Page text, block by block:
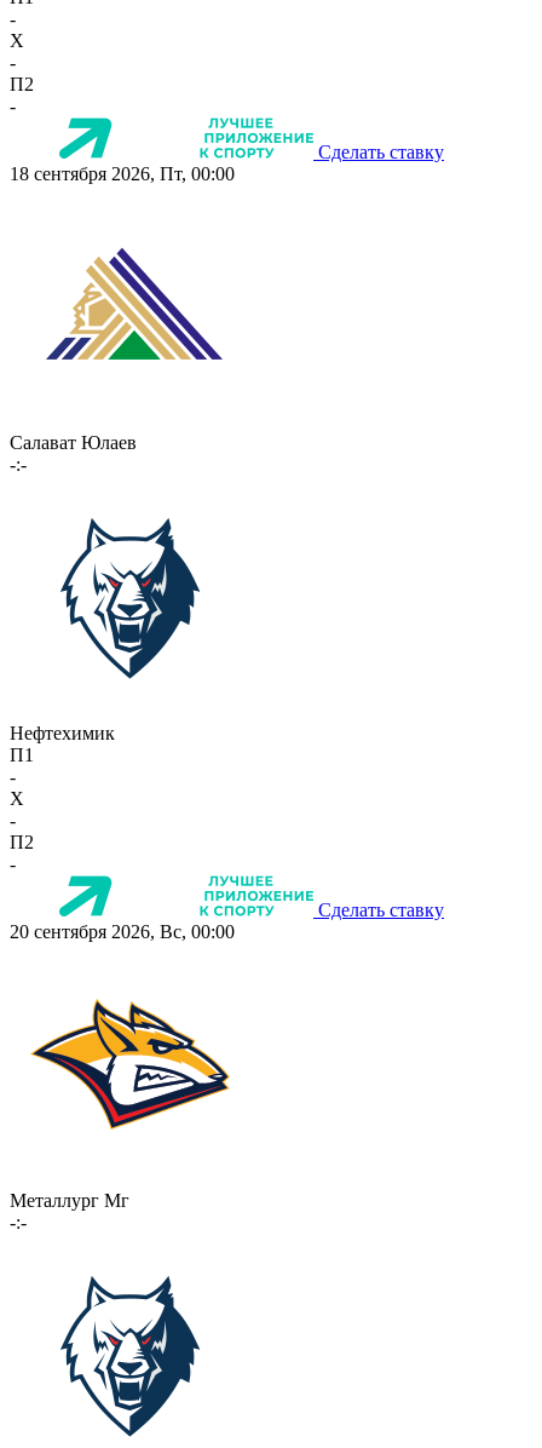
-
X
-
П2
-
Сделать ставку
18 сентября 2026, Пт, 00:00
Салават Юлаев
-:-
Нефтехимик
П1
-
X
-
П2
-
Сделать ставку
20 сентября 2026, Вс, 00:00
Металлург Мг
-:-